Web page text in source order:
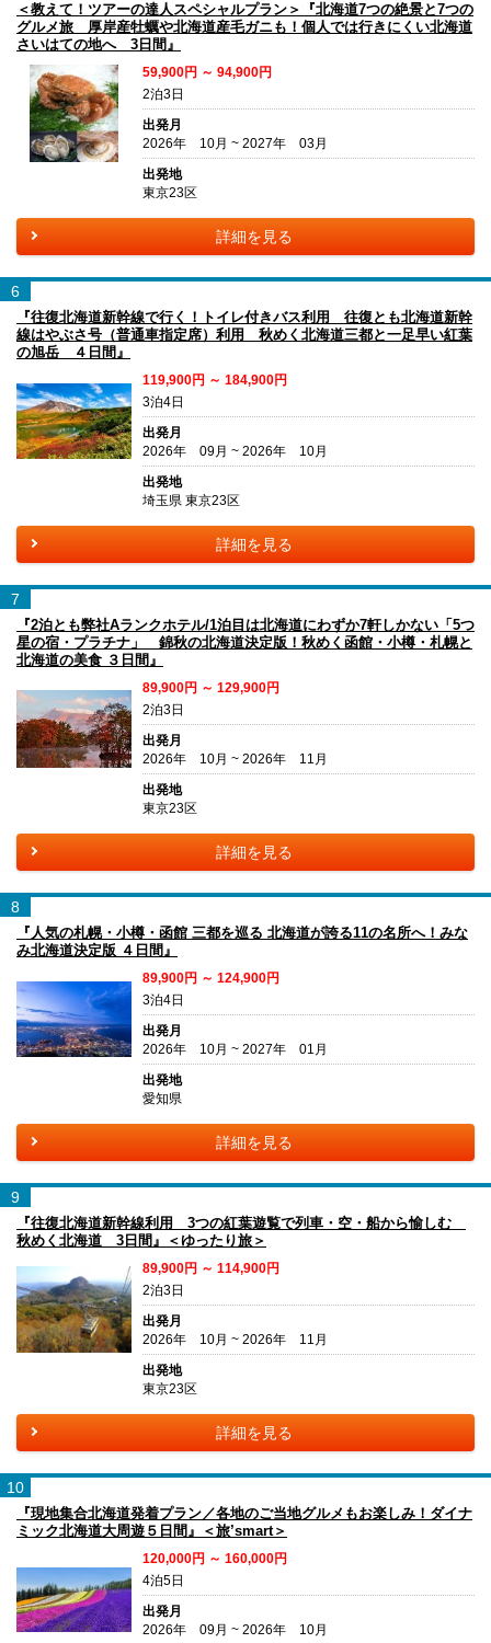
＜教えて！ツアーの達人スペシャルプラン＞『北海道7つの絶景と7つの
グルメ旅 厚岸産牡蠣や北海道産毛ガニも！個人では行きにくい北海道
さいはての地へ 3日間』
59,900円 ～ 94,900円
2泊3日
出発月
2026年 10月 ~ 2027年 03月
出発地
東京23区
詳細を見る
6
『往復北海道新幹線で行く！トイレ付きバス利用 往復とも北海道新幹
線はやぶさ号（普通車指定席）利用 秋めく北海道三都と一足早い紅葉
の旭岳 ４日間』
119,900円 ～ 184,900円
3泊4日
出発月
2026年 09月 ~ 2026年 10月
出発地
埼玉県 東京23区
詳細を見る
7
『2泊とも弊社Aランクホテル/1泊目は北海道にわずか7軒しかない「5つ
星の宿・プラチナ」 錦秋の北海道決定版！秋めく函館・小樽・札幌と
北海道の美食 ３日間』
89,900円 ～ 129,900円
2泊3日
出発月
2026年 10月 ~ 2026年 11月
出発地
東京23区
詳細を見る
8
『人気の札幌・小樽・函館 三都を巡る 北海道が誇る11の名所へ！みな
み北海道決定版 ４日間』
89,900円 ～ 124,900円
3泊4日
出発月
2026年 10月 ~ 2027年 01月
出発地
愛知県
詳細を見る
9
『往復北海道新幹線利用 3つの紅葉遊覧で列車・空・船から愉しむ
秋めく北海道 3日間』＜ゆったり旅＞
89,900円 ～ 114,900円
2泊3日
出発月
2026年 10月 ~ 2026年 11月
出発地
東京23区
詳細を見る
10
『現地集合北海道発着プラン／各地のご当地グルメもお楽しみ！ダイナ
ミック北海道大周遊５日間』＜旅’smart＞
120,000円 ～ 160,000円
4泊5日
出発月
2026年 09月 ~ 2026年 10月